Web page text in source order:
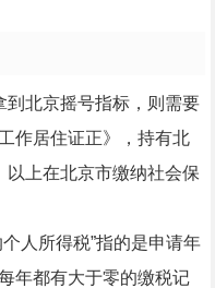
到北京摇号指标，则需要
作居住证正》，持有北
上在北京市缴纳社会保
人所得税”指的是申请年
年都有大于零的缴税记